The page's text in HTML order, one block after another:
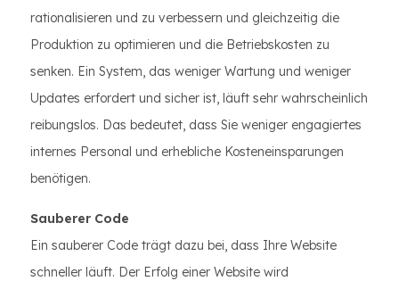
rationalisieren und zu verbessern und gleichzeitig die
Produktion zu optimieren und die Betriebskosten zu
senken. Ein System, das weniger Wartung und weniger
Updates erfordert und sicher ist, läuft sehr wahrscheinlich
reibungslos. Das bedeutet, dass Sie weniger engagiertes
internes Personal und erhebliche Kosteneinsparungen
benötigen.
Sauberer Code
Ein sauberer Code trägt dazu bei, dass Ihre Website
schneller läuft. Der Erfolg einer Website wird